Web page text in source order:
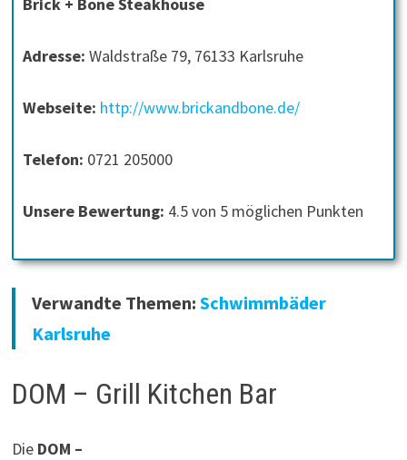
Adresse: Waldstraße 79, 76133 Karlsruhe
Webseite: http://www.brickandbone.de/
Telefon: 0721 205000
Unsere Bewertung: 4.5 von 5 möglichen Punkten
Verwandte Themen: Schwimmbäder
Karlsruhe
DOM – Grill Kitchen Bar
Die DOM –